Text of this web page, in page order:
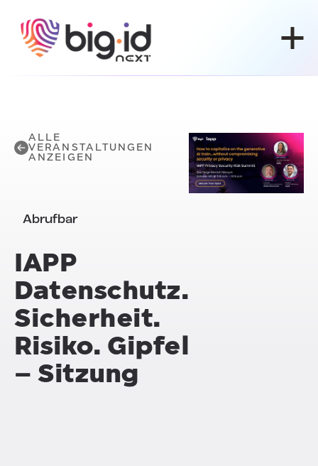
ALLE
VERANSTALTUNGEN
ANZEIGEN
Abrufbar
IAPP
Datenschutz.
Sicherheit.
Risiko. Gipfel
– Sitzung